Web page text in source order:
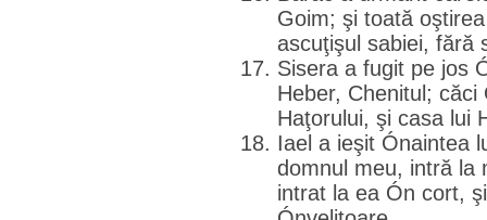
Goim; şi toată
ascuţişul sabiei, fără
Sisera a fugit pe jos
Heber, Chenitul;
Haţorului, şi casa lui
Iael a ieşit Ónaintea
domnul meu, intră la
intrat la ea Ón cort,